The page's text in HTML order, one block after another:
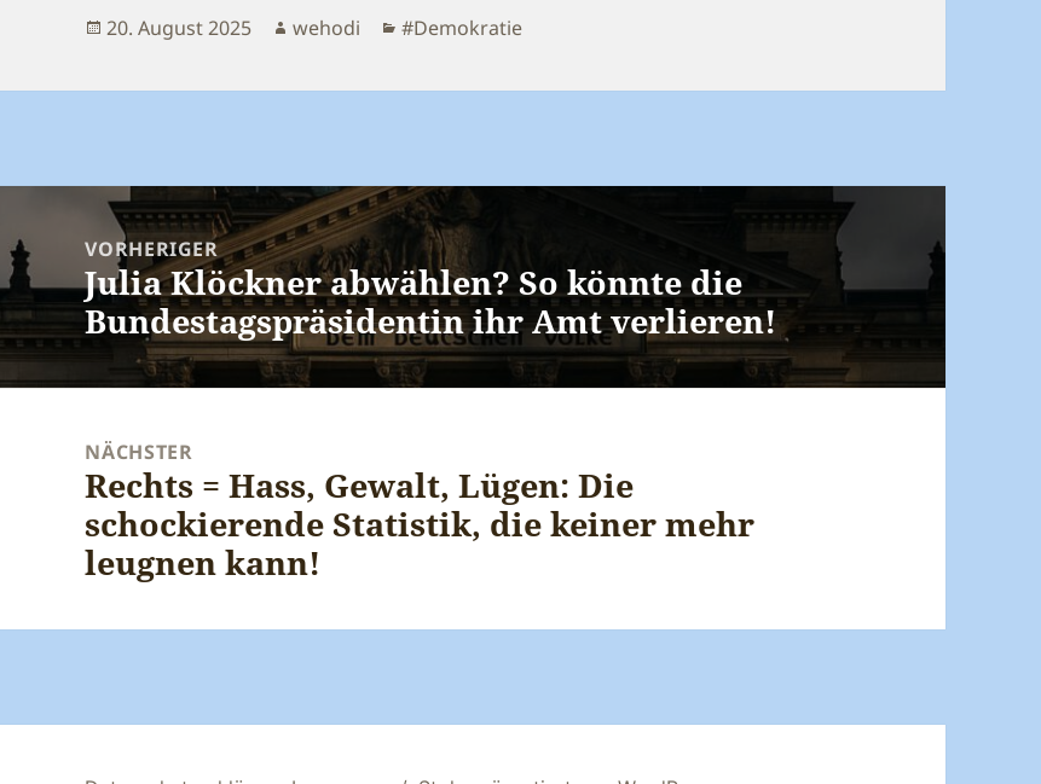
Veröffentlicht
20. August 2025 Autor
wehodi Kategorien
#Demokratie
Beitragsnavigation
VORHERIGER
Vorheriger
Beitrag:
Julia Klöckner abwählen? So könnte die
Bundestagspräsidentin ihr Amt verlieren!
NÄCHSTER
Nächster
Beitrag:
Rechts = Hass, Gewalt, Lügen: Die
schockierende Statistik, die keiner mehr
leugnen kann!